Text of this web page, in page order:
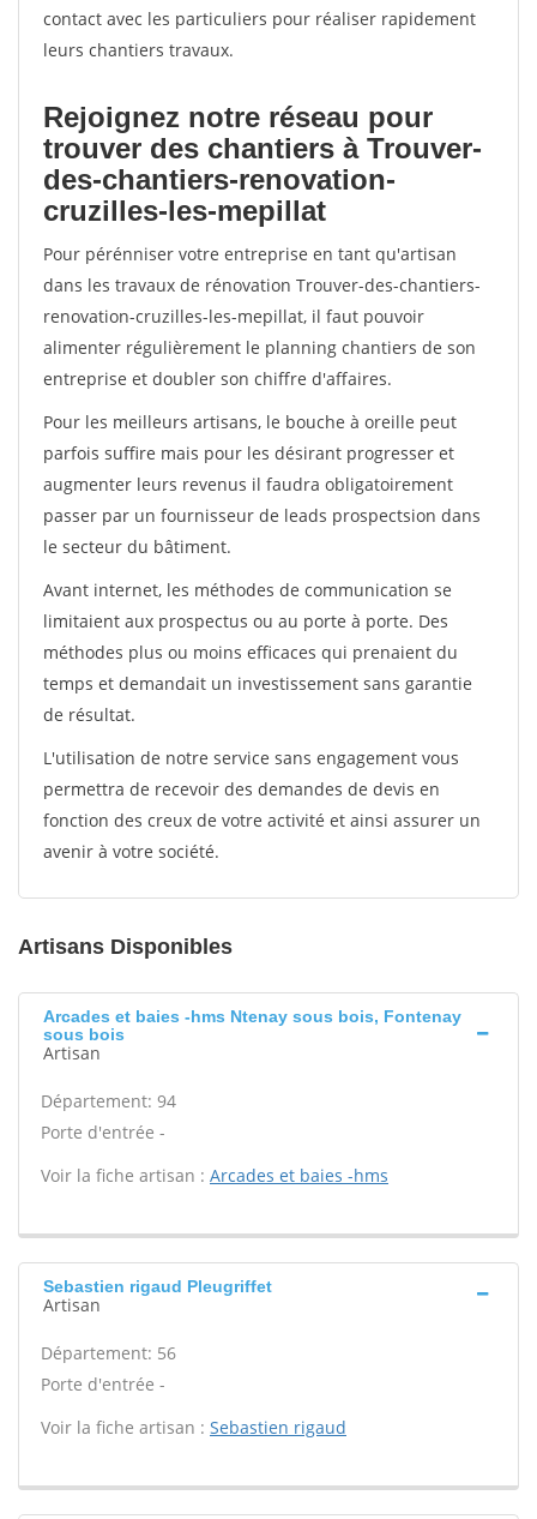
contact avec les particuliers pour réaliser rapidement
leurs chantiers travaux.
Rejoignez notre réseau pour
trouver des chantiers à Trouver-
des-chantiers-renovation-
cruzilles-les-mepillat
Pour pérénniser votre entreprise en tant qu'artisan
dans les travaux de rénovation Trouver-des-chantiers-
renovation-cruzilles-les-mepillat, il faut pouvoir
alimenter régulièrement le planning chantiers de son
entreprise et doubler son chiffre d'affaires.
Pour les meilleurs artisans, le bouche à oreille peut
parfois suffire mais pour les désirant progresser et
augmenter leurs revenus il faudra obligatoirement
passer par un fournisseur de leads prospectsion dans
le secteur du bâtiment.
Avant internet, les méthodes de communication se
limitaient aux prospectus ou au porte à porte. Des
méthodes plus ou moins efficaces qui prenaient du
temps et demandait un investissement sans garantie
de résultat.
L'utilisation de notre service sans engagement vous
permettra de recevoir des demandes de devis en
fonction des creux de votre activité et ainsi assurer un
avenir à votre société.
Artisans Disponibles
Arcades et baies -hms Ntenay sous bois, Fontenay
sous bois
Artisan
Département: 94
Porte d'entrée -
Voir la fiche artisan : Arcades et baies -hms
Sebastien rigaud Pleugriffet
Artisan
Département: 56
Porte d'entrée -
Voir la fiche artisan : Sebastien rigaud